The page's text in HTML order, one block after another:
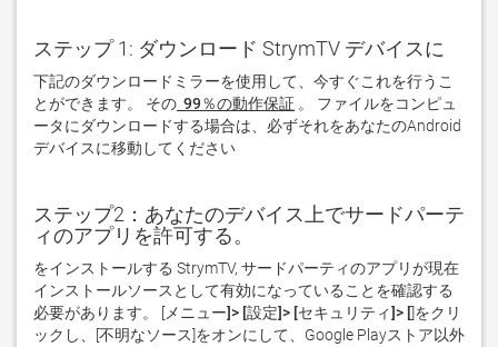
ステップ 1: ダウンロード StrymTV デバイスに
下記のダウンロードミラーを使用して、今すぐこれを行うこ
とができます。 その 99％の動作保証 。 ファイルをコンピュ
ータにダウンロードする場合は、必ずそれをあなたのAndroid
デバイスに移動してください
ステップ2：あなたのデバイス上でサードパーテ
ィのアプリを許可する。
をインストールする StrymTV, サードパーティのアプリが現在
インストールソースとして有効になっていることを確認する
必要があります。 [メニュー]> [設定]> [セキュリティ]> []をクリ
ックし、[不明なソース]をオンにして、Google Playストア以外